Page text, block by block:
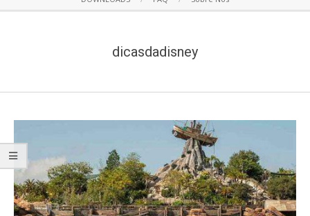
Navigation
dicasdadisney